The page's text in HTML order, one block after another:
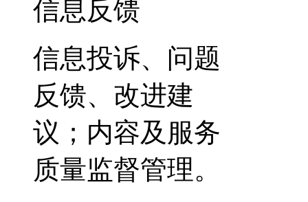
信息反馈
信息投诉、问题
反馈、改进建
议；内容及服务
质量监督管理。